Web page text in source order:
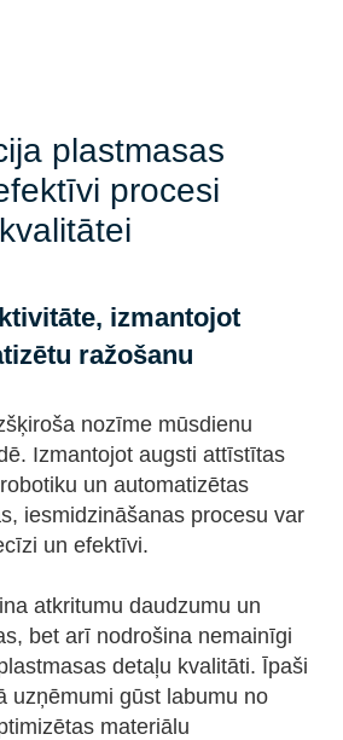
plastmasas
procesi
izmantojot
ražošanu
nozīme mūsdienu
Izmantojot augsti attīstītas
un automatizētas
iesmidzināšanas procesu var
un efektīvi.
atkritumu daudzumu un
bet arī nodrošina nemainīgi
detaļu kvalitāti. Īpaši
uzņēmumi gūst labumu no
materiālu